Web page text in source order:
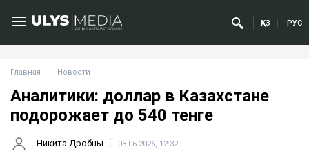
ҚАЗ РУС
Главная Новости
Аналитики: доллар в Казахстане
подорожает до 540 тенге
Никита Дробны 03.06.2026, 12:32